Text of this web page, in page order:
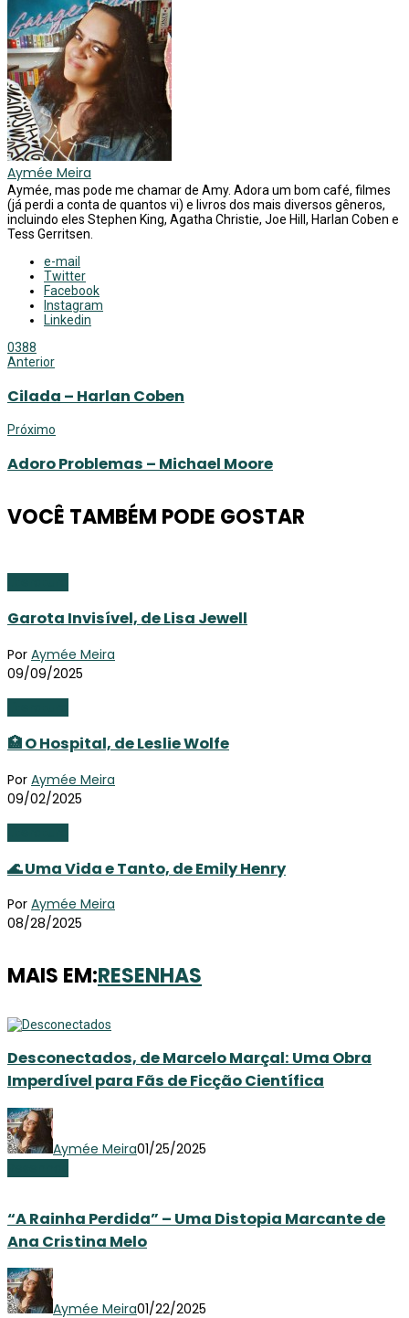
Aymée Meira
Aymée, mas pode me chamar de Amy. Adora um bom café, filmes
(já perdi a conta de quantos vi) e livros dos mais diversos gêneros,
incluindo eles Stephen King, Agatha Christie, Joe Hill, Harlan Coben e
Tess Gerritsen.
e-mail
Twitter
Facebook
Instagram
Linkedin
0388
Anterior
Cilada – Harlan Coben
Próximo
Adoro Problemas – Michael Moore
VOCÊ TAMBÉM PODE GOSTAR
Garota Invisível, de Lisa Jewell
Por Aymée Meira
09/09/2025
🏥 O Hospital, de Leslie Wolfe
Por Aymée Meira
09/02/2025
🌊 Uma Vida e Tanto, de Emily Henry
Por Aymée Meira
08/28/2025
MAIS EM:RESENHAS
Desconectados, de Marcelo Marçal: Uma Obra
Imperdível para Fãs de Ficção Científica
Aymée Meira01/25/2025
“A Rainha Perdida” – Uma Distopia Marcante de
Ana Cristina Melo
Aymée Meira01/22/2025